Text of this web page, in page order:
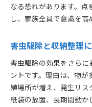
なる恐れがあります。
し、家族全員で意識を高
害虫駆除と収納整理
害虫駆除の効果をさら
ントです。理由は、物
殖場所が増え、発生リス
紙袋の放置、長期間動か